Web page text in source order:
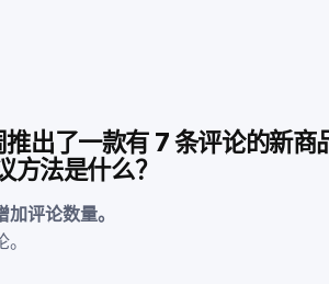
出了一款有 7 条评论的新商
方法是什么？
评论数量。